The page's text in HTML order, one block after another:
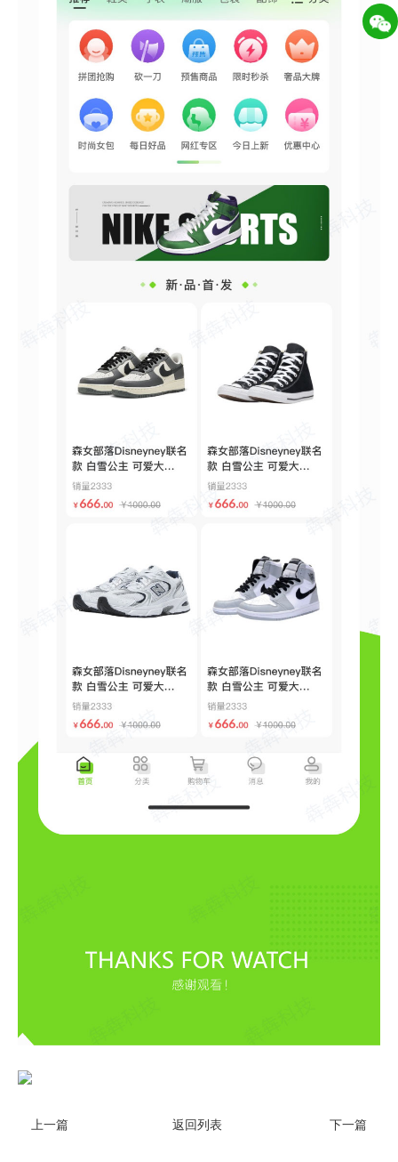
上一篇 返回列表 下一篇